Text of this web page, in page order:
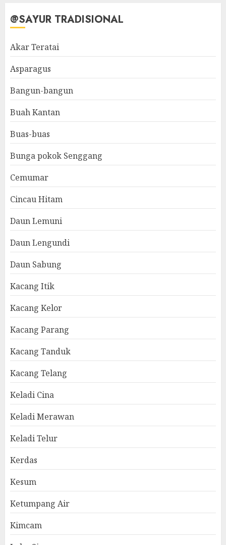
@SAYUR TRADISIONAL
Akar Teratai
Asparagus
Bangun-bangun
Buah Kantan
Buas-buas
Bunga pokok Senggang
Cemumar
Cincau Hitam
Daun Lemuni
Daun Lengundi
Daun Sabung
Kacang Itik
Kacang Kelor
Kacang Parang
Kacang Tanduk
Kacang Telang
Keladi Cina
Keladi Merawan
Keladi Telur
Kerdas
Kesum
Ketumpang Air
Kimcam